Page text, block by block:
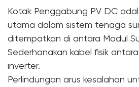
Kotak Penggabung PV DC
utama dalam sistem tenaga
ditempatkan di antara Modul
Sederhanakan kabel fisik
inverter.
Perlindungan arus kesalahan